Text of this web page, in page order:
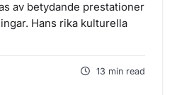
av betydande prestationer
Hans rika kulturella
13 min read